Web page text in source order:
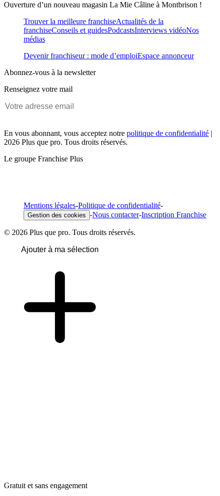
Ouverture d’un nouveau magasin La Mie Câline à Montbrison !
Trouver la meilleure franchiseActualités de la
franchiseConseils et guidesPodcastsInterviews vidéoNos
médias
Devenir franchiseur : mode d’emploiEspace annonceur
Abonnez-vous à la newsletter
Renseignez votre mail
En vous abonnant, vous acceptez notre politique de confidentialité |
2026 Plus que pro. Tous droits réservés.
Le groupe Franchise Plus
Mentions légales-Politique de confidentialité-
Gestion des cookies -Nous contacter-Inscription Franchise
© 2026 Plus que pro. Tous droits réservés.
Ajouter à ma sélection
Gratuit et sans engagement